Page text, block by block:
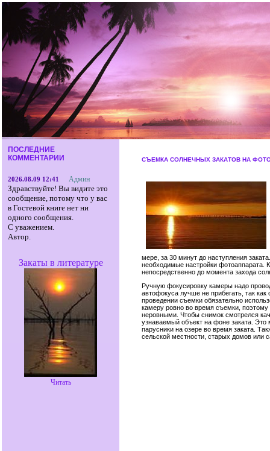
ПОСЛЕДНИЕ
КОММЕНТАРИИ
2026.08.09 12:41 Админ
Здравствуйте! Вы видите это
сообщение, потому что у вас
в Гостевой книге нет ни
одного сообщения.
С уважением.
Автор.
Закаты в литературе
Читать
СЪЕМКА СОЛНЕЧНЫХ ЗАКАТОВ НА
мере, за 30 минут до наступления
необходимые настройки фотоаппарата.
непосредственно до момента захода
Ручную фокусировку камеры надо
автофокуса лучше не прибегать, так
проведении съемки обязательно
камеру ровно во время съемки,
неровными. Чтобы снимок смотрелся
узнаваемый объект на фоне заката.
парусники на озере во время заката.
сельской местности, старых домов или